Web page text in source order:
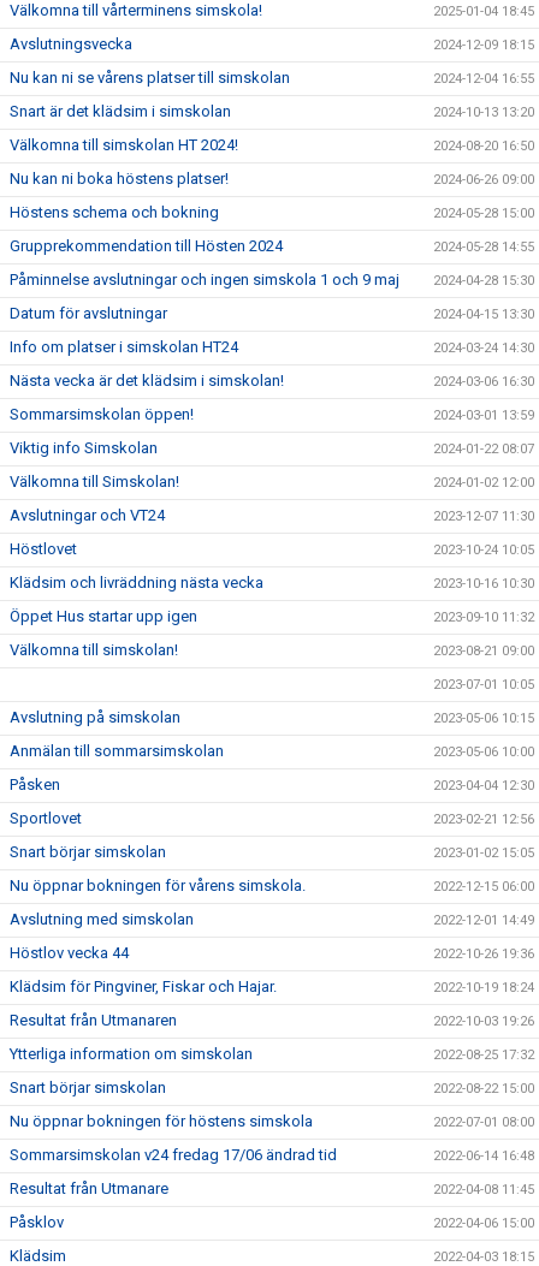
Välkomna till vårterminens simskola! 2025-01-04 18:45
Avslutningsvecka 2024-12-09 18:15
Nu kan ni se vårens platser till simskolan 2024-12-04 16:55
Snart är det klädsim i simskolan 2024-10-13 13:20
Välkomna till simskolan HT 2024! 2024-08-20 16:50
Nu kan ni boka höstens platser! 2024-06-26 09:00
Höstens schema och bokning 2024-05-28 15:00
Grupprekommendation till Hösten 2024 2024-05-28 14:55
Påminnelse avslutningar och ingen simskola 1 och 9 maj 2024-04-28 15:30
Datum för avslutningar 2024-04-15 13:30
Info om platser i simskolan HT24 2024-03-24 14:30
Nästa vecka är det klädsim i simskolan! 2024-03-06 16:30
Sommarsimskolan öppen! 2024-03-01 13:59
Viktig info Simskolan 2024-01-22 08:07
Välkomna till Simskolan! 2024-01-02 12:00
Avslutningar och VT24 2023-12-07 11:30
Höstlovet 2023-10-24 10:05
Klädsim och livräddning nästa vecka 2023-10-16 10:30
Öppet Hus startar upp igen 2023-09-10 11:32
Välkomna till simskolan! 2023-08-21 09:00
2023-07-01 10:05
Avslutning på simskolan 2023-05-06 10:15
Anmälan till sommarsimskolan 2023-05-06 10:00
Påsken 2023-04-04 12:30
Sportlovet 2023-02-21 12:56
Snart börjar simskolan 2023-01-02 15:05
Nu öppnar bokningen för vårens simskola. 2022-12-15 06:00
Avslutning med simskolan 2022-12-01 14:49
Höstlov vecka 44 2022-10-26 19:36
Klädsim för Pingviner, Fiskar och Hajar. 2022-10-19 18:24
Resultat från Utmanaren 2022-10-03 19:26
Ytterliga information om simskolan 2022-08-25 17:32
Snart börjar simskolan 2022-08-22 15:00
Nu öppnar bokningen för höstens simskola 2022-07-01 08:00
Sommarsimskolan v24 fredag 17/06 ändrad tid 2022-06-14 16:48
Resultat från Utmanare 2022-04-08 11:45
Påsklov 2022-04-06 15:00
Klädsim 2022-04-03 18:15